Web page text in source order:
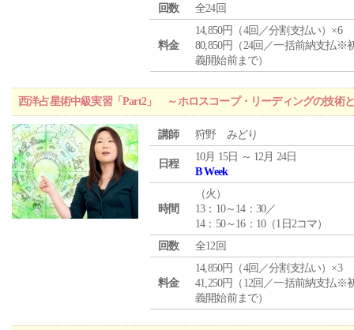
回数
全24回
料金
14,850円（4回／分割支払い）×6
80,850円（24回／一括前納支払※
義開始前まで）
西洋占星術中級実習「Part2」 ～ホロスコープ・リーディングの技術
講師 狩野 みどり
日程
10月 15日 ～ 12月 24日
B Week
時間
（火 ）
13：10～14：30／
14：50～16：10（1日2コマ）
回数
全12回
料金
14,850円（4回／分割支払い）×3
41,250円（12回／一括前納支払※
義開始前まで）